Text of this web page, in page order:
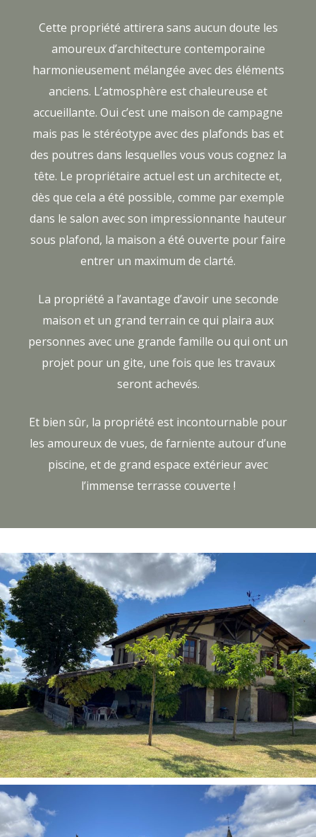
Cette propriété attirera sans aucun doute les
amoureux d’architecture contemporaine
harmonieusement mélangée avec des éléments
anciens. L’atmosphère est chaleureuse et
accueillante. Oui c’est une maison de campagne
mais pas le stéréotype avec des plafonds bas et
des poutres dans lesquelles vous vous cognez la
tête. Le propriétaire actuel est un architecte et,
dès que cela a été possible, comme par exemple
dans le salon avec son impressionnante hauteur
sous plafond, la maison a été ouverte pour faire
entrer un maximum de clarté.
La propriété a l’avantage d’avoir une seconde
maison et un grand terrain ce qui plaira aux
personnes avec une grande famille ou qui ont un
projet pour un gite, une fois que les travaux
seront achevés.
Et bien sûr, la propriété est incontournable pour
les amoureux de vues, de farniente autour d’une
piscine, et de grand espace extérieur avec
l’immense terrasse couverte !